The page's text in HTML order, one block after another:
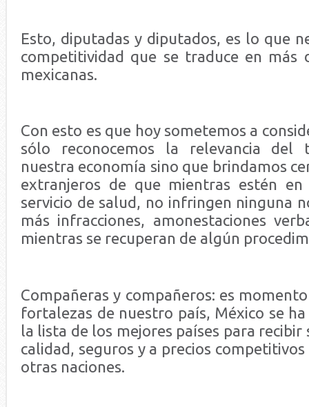
Esto, diputadas y diputados, es lo que
competitividad que se traduce en más
mexicanas.
Con esto es que hoy sometemos a
sólo reconocemos la relevancia del
nuestra economía sino que brindamos
extranjeros de que mientras estén
servicio de salud, no infringen ninguna
más infracciones, amonestaciones
mientras se recuperan de algún
Compañeras y compañeros: es
fortalezas de nuestro país, México se
la lista de los mejores países para recibir
calidad, seguros y a precios
otras naciones.